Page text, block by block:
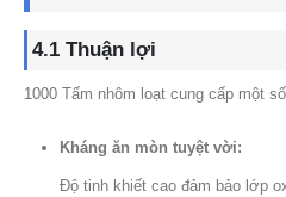
4.1 Thuận lợi
1000 Tấm nhôm loạt cung cấp một
Kháng ăn mòn tuyệt vời:
Độ tinh khiết cao đảm bảo lớp